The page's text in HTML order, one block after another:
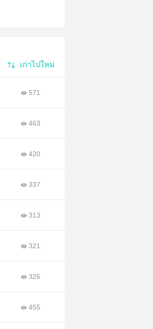
เก่าไปใหม่
571
463
420
337
313
321
326
455